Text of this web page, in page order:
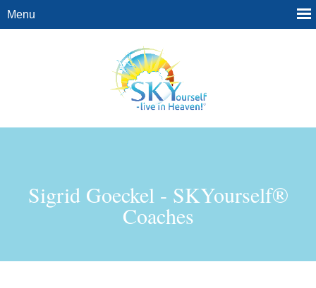
Sigrid Goeckel - SKYourself®
Coaches